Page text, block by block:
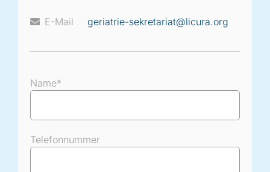
E-Mail geriatrie-sekretariat@licura.org
Name*
Telefonnummer